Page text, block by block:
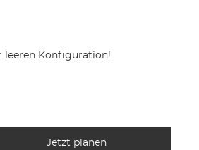
leeren Konfiguration!
Jetzt planen